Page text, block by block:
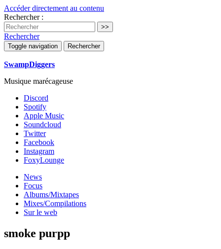
Accéder directement au contenu
Rechercher :
Rechercher
Toggle navigation Rechercher
SwampDiggers
Musique marécageuse
Discord
Spotify
Apple Music
Soundcloud
Twitter
Facebook
Instagram
FoxyLounge
News
Focus
Albums/Mixtapes
Mixes/Compilations
Sur le web
smoke purpp